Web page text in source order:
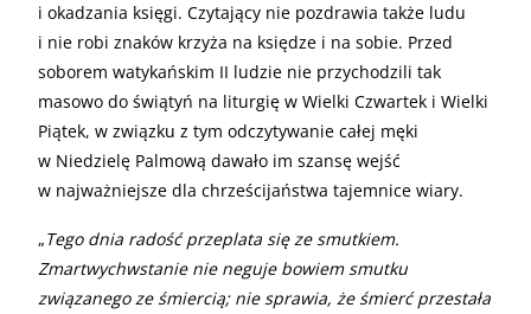
i okadzania księgi. Czytający nie pozdrawia także ludu
i nie robi znaków krzyża na księdze i na sobie. Przed
soborem watykańskim II ludzie nie przychodzili tak
masowo do świątyń na liturgię w Wielki Czwartek i Wielki
Piątek, w związku z tym odczytywanie całej męki
w Niedzielę Palmową dawało im szansę wejść
w najważniejsze dla chrześcijaństwa tajemnice wiary.
„Tego dnia radość przeplata się ze smutkiem.
Zmartwychwstanie nie neguje bowiem smutku
związanego ze śmiercią; nie sprawia, że śmierć przestała